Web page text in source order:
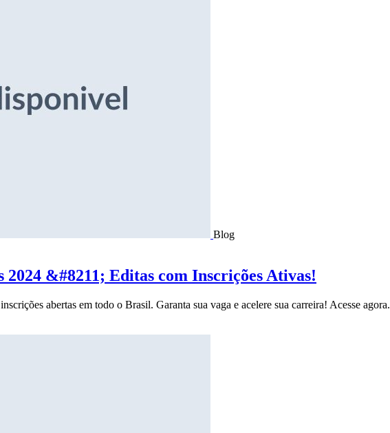
Blog
&#8211; Editas com Inscrições Ativas!
abertas em todo o Brasil. Garanta sua vaga e acelere sua carreira! Acesse agora.